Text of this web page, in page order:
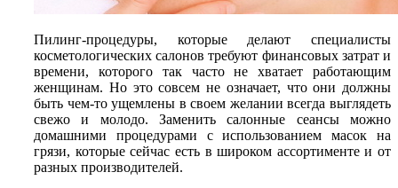
Пилинг-процедуры, которые делают специалисты
косметологических салонов требуют финансовых затрат и
времени, которого так часто не хватает работающим
женщинам. Но это совсем не означает, что они должны
быть чем-то ущемлены в своем желании всегда выглядеть
свежо и молодо. Заменить салонные сеансы можно
домашними процедурами с использованием масок на
грязи, которые сейчас есть в широком ассортименте и от
разных производителей.